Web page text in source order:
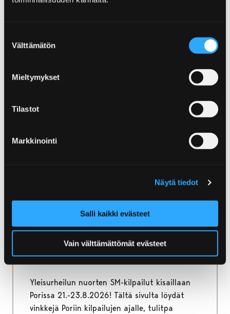
valinta
Välttämätön
Mieltymykset
Tilastot
Markkinointi
Näytä tiedot
Salli kaikki evästeet
Vain välttämättömät evästeet
Etusivu
Porista löydät ehkäpä Pohjoismaiden
rannalla, nauti palveluista ja ihastu uuteen
Yleisurheilun nuorten SM-kisat
Yleisurheilun nuorten SM-
kisat
Yleisurheilun nuorten SM-kilpailut kisaillaan
Porissa 21.-23.8.2026! Tältä sivulta löydät
vinkkejä Poriin kilpailujen ajalle, tulitpa